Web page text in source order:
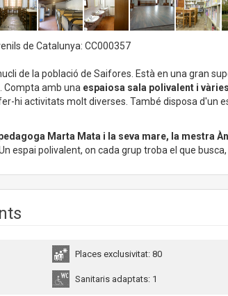
de Catalunya: CC000357
de la població de Saifores. Està en una gran
Compta amb una espaiosa sala polivalent i
hi activitats molt diverses. També disposa d'un
Marta Mata i la seva mare, la mestra
espai polivalent, on cada grup troba el que
Places exclusivitat: 80
Sanitaris adaptats: 1